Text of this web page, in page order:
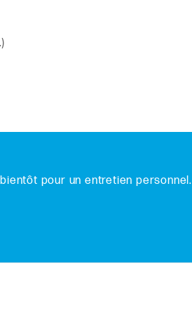
pour un entretien personnel.